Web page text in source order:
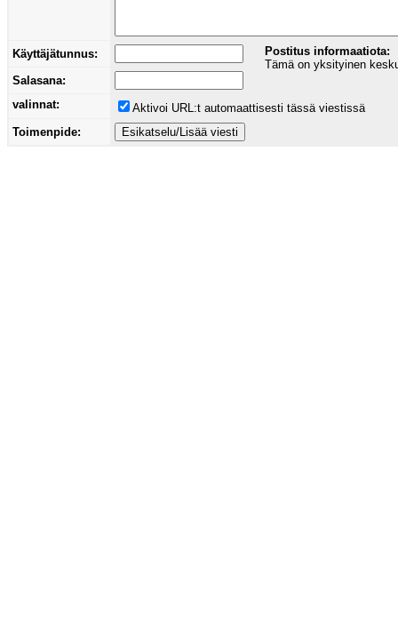
Käyttäjätunnus:
Postitus informaatiota:
Tämä on yksityinen
Salasana:
valinnat:
Aktivoi URL:t automaattisesti tässä viestissä
Toimenpide: